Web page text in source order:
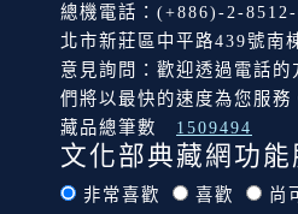
總機電話：(+886)-2-
北市新莊區中平路439號南
意見詢問：歡迎透過電話
們將以最快的速度為您服務
藏品總筆數
1509494
文化部典藏網功
非常喜歡 喜歡 尚可